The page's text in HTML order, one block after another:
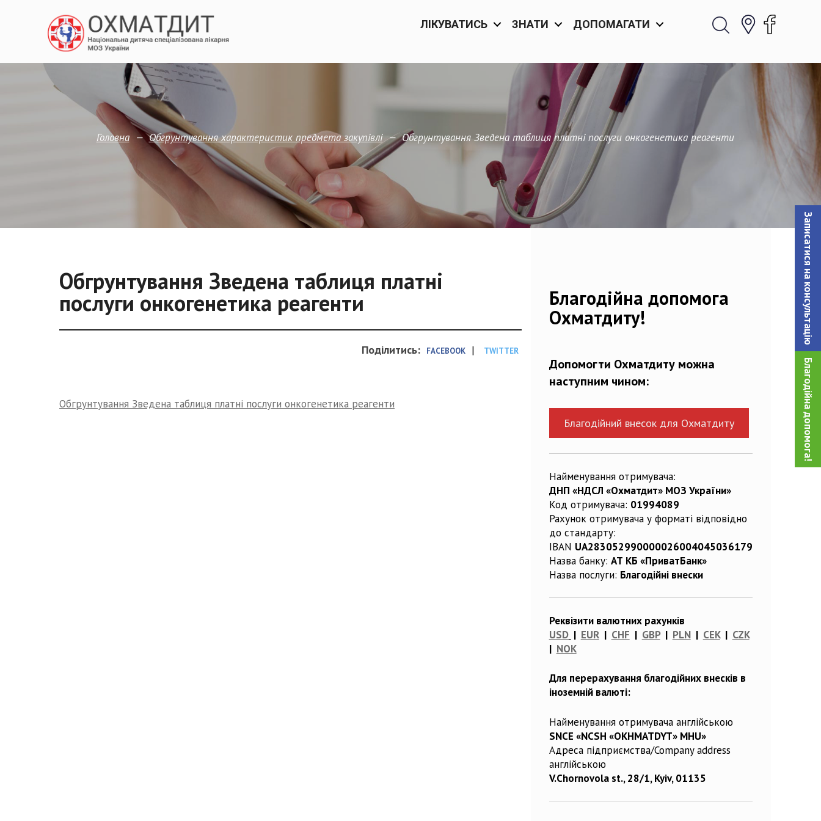
Записатися на консультацiю
Благодійна допомога!
ЛІКУВАТИСЬ ЗНАТИ ДОПОМАГАТИ
Головна — Обгрунтування характеристик предмета закупівлi — Обгрунтування Зведена таблиця платні послуги онкогенетика реагенти
Обгрунтування Зведена таблиця платні
послуги онкогенетика реагенти
Поділитись: FACEBOOK | TWITTER
Обгрунтування Зведена таблиця платні послуги онкогенетика реагенти
Благодійна допомога
Охматдиту!
Допомогти Охматдиту можна
наступним чином:
Благодійний внесок для Охматдиту
Найменування отримувача:
ДНП «НДСЛ «Охматдит» МОЗ України»
Код отримувача: 01994089
Рахунок отримувача у форматі відповідно
до стандарту:
IBAN UA283052990000026004045036179
Назва банку: АТ КБ «ПриватБанк»
Назва послуги: Благодійні внески
Реквізити валютних рахунків
USD | EUR| CHF | GBP| PLN| CEK| CZK
| NOK
Для перерахування благодійних внесків в
іноземній валюті:
Найменування отримувача англійською
SNCE «NCSH «OKHMATDYT» MHU»
Адреса підприємства/Company address
англійською
V.Chornovola st., 28/1, Kyiv, 01135